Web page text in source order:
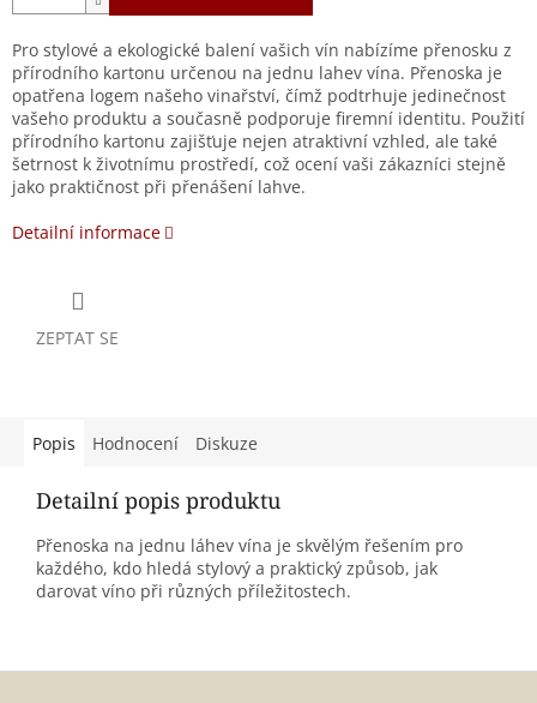
Pro stylové a ekologické balení vašich vín nabízíme přenosku z
přírodního kartonu určenou na jednu lahev vína. Přenoska je
opatřena logem našeho vinařství, čímž podtrhuje jedinečnost
vašeho produktu a současně podporuje firemní identitu. Použití
přírodního kartonu zajišťuje nejen atraktivní vzhled, ale také
šetrnost k životnímu prostředí, což ocení vaši zákazníci stejně
jako praktičnost při přenášení lahve.
Detailní informace
ZEPTAT SE
Popis Hodnocení Diskuze
Detailní popis produktu
Přenoska na jednu láhev vína je skvělým řešením pro
každého, kdo hledá stylový a praktický způsob, jak
darovat víno při různých příležitostech.